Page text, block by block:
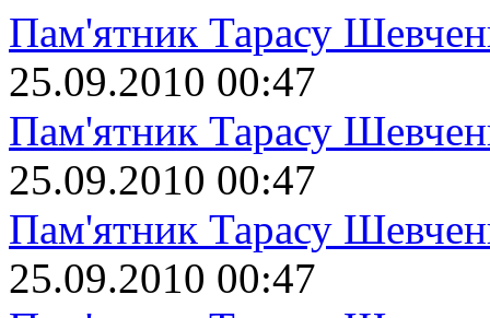
Пам'ятник Тарасу
25.09.2010 00:47
Пам'ятник Тарасу
25.09.2010 00:47
Пам'ятник Тарасу
25.09.2010 00:47